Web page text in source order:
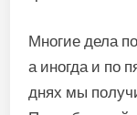
Многие дела
а иногда и по
днях мы